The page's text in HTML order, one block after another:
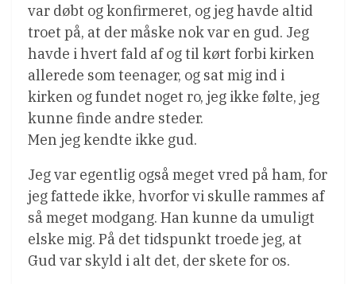
var døbt og konfirmeret, og jeg havde altid
troet på, at der måske nok var en gud. Jeg
havde i hvert fald af og til kørt forbi kirken
allerede som teenager, og sat mig ind i
kirken og fundet noget ro, jeg ikke følte, jeg
kunne finde andre steder.
Men jeg kendte ikke gud.
Jeg var egentlig også meget vred på ham, for
jeg fattede ikke, hvorfor vi skulle rammes af
så meget modgang. Han kunne da umuligt
elske mig. På det tidspunkt troede jeg, at
Gud var skyld i alt det, der skete for os.